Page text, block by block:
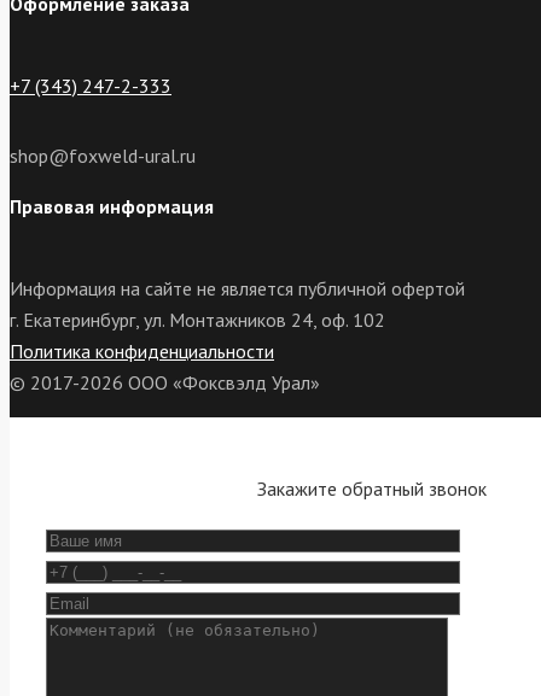
+7 (343) 247-2-333
shop@foxweld-ural.ru
Правовая информация
Информация на сайте не является публичной офертой
г. Екатеринбург, ул. Монтажников 24, оф. 102
Политика конфиденциальности
© 2017-2026 ООО «Фоксвэлд Урал»
Закажите обратный звонок